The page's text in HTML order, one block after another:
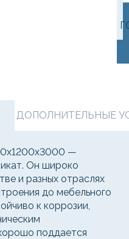
ДОПОЛНИТЕЛЬНЫЕ
—
Он широко
и разных отраслях
до мебельного
к коррозии,
поддается